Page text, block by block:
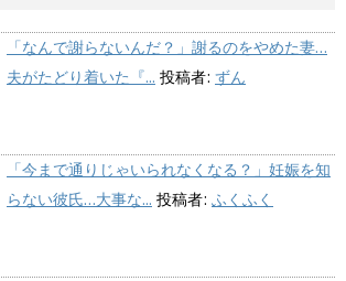
「なんで謝らないんだ？」謝るのをやめた妻…
夫がたどり着いた『... 投稿者: ずん
「今まで通りじゃいられなくなる？」妊娠を知
らない彼氏…大事な... 投稿者: ふくふく